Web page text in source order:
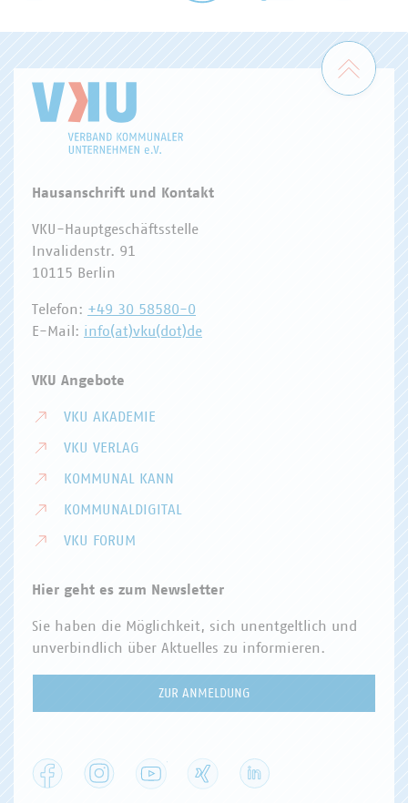
WASSER/ABWASSER
Zum
Hausanschrift und Kontakt
VKU-Hauptgeschäftsstelle
Invalidenstr. 91
10115 Berlin
Telefon: +49 30 58580-0
E-Mail: info(at)vku(dot)de
VKU Angebote
VKU AKADEMIE
VKU VERLAG
KOMMUNAL KANN
KOMMUNALDIGITAL
VKU FORUM
Hier geht es zum Newsletter
Sie haben die Möglichkeit, sich unentgeltlich und
unverbindlich über Aktuelles zu informieren.
ZUR ANMELDUNG
Facebook Instagram YouTube